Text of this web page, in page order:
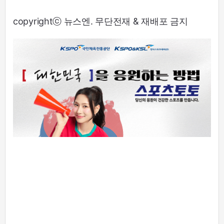
copyrightⓒ 뉴스엔. 무단전재 & 재배포 금지